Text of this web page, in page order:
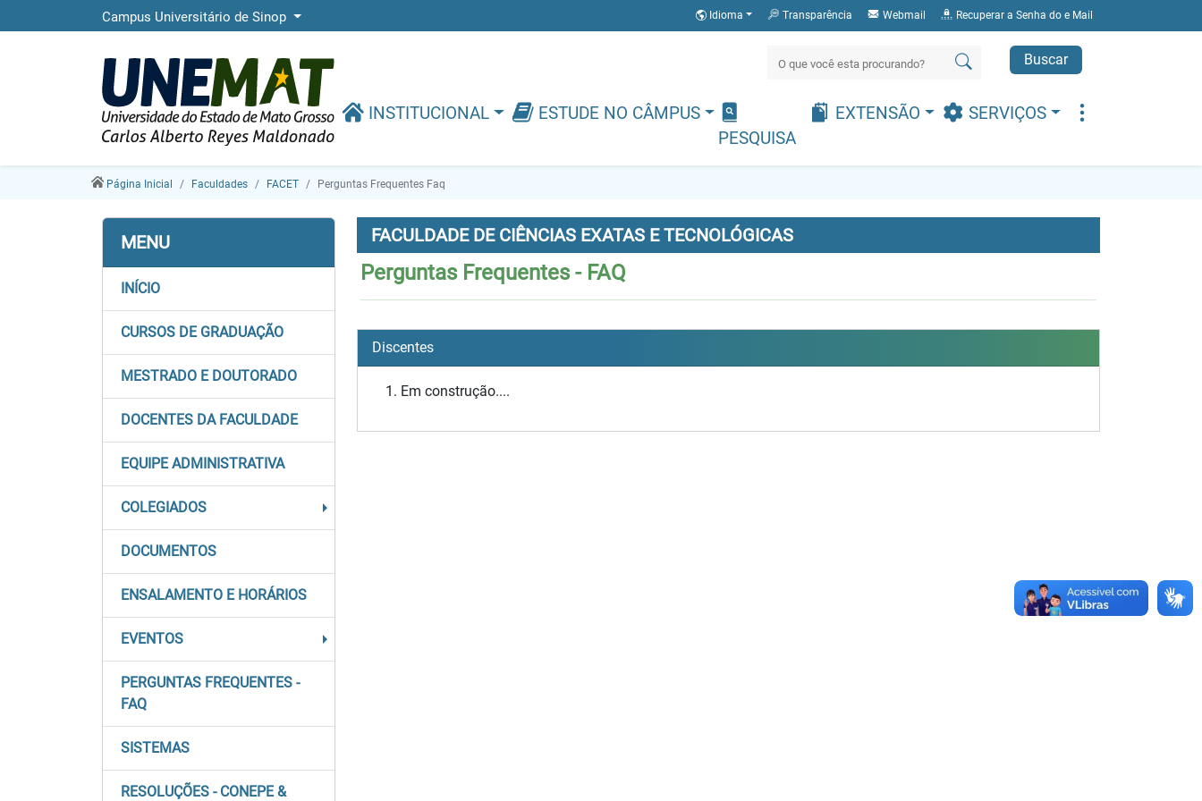
Campus Universitário de Sinop Idioma Transparência Webmail Recuperar a Senha do e Mail
Buscar
INSTITUCIONAL
ESTUDE NO CÂMPUS
PESQUISA
EXTENSÃO SERVIÇOS
Página Inicial Faculdades FACET Perguntas Frequentes Faq
MENU
INÍCIO
CURSOS DE GRADUAÇÃO
MESTRADO E DOUTORADO
DOCENTES DA FACULDADE
EQUIPE ADMINISTRATIVA
COLEGIADOS
DOCUMENTOS
ENSALAMENTO E HORÁRIOS
EVENTOS
PERGUNTAS FREQUENTES -
FAQ
SISTEMAS
RESOLUÇÕES - CONEPE &
FACULDADE DE CIÊNCIAS EXATAS E TECNOLÓGICAS
Perguntas Frequentes - FAQ
Discentes
Em construção....